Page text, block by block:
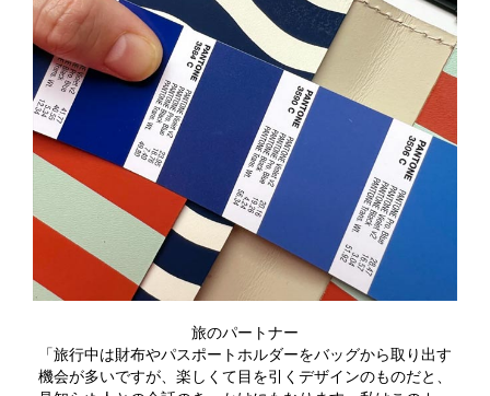
旅のパートナー
「旅行中は財布やパスポートホルダーをバッグから取り出す
機会が多いですが、楽しくて目を引くデザインのものだと、